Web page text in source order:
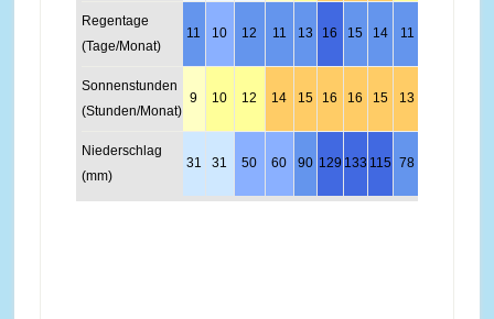
Regentage
(Tage/Monat)
11 10 12 11 13 16 15 14 11
Sonnenstunden
(Stunden/Monat)
9 10 12 14 15 16 16 15 13
Niederschlag
(mm)
31 31 50 60 90 129 133 115 78